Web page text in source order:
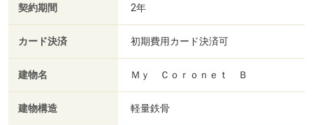
契約期間 2年
カード決済 初期費用カード決済可
建物名 Ｍｙ Ｃｏｒｏｎｅｔ Ｂ
建物構造 軽量鉄骨